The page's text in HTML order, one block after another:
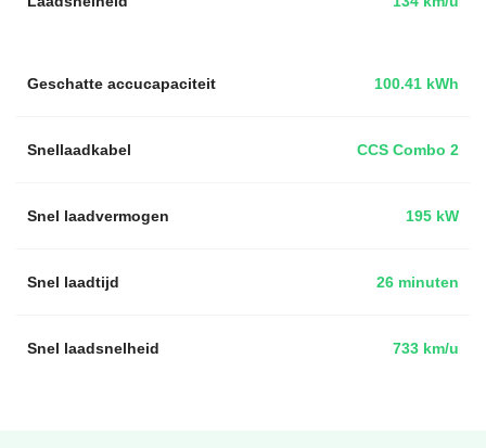
100.41 kWh
Geschatte accucapaciteit
Snellaadkabel CCS Combo 2
Snel laadvermogen 195 kW
Snel laadtijd 26 minuten
Snel laadsnelheid 733 km/u